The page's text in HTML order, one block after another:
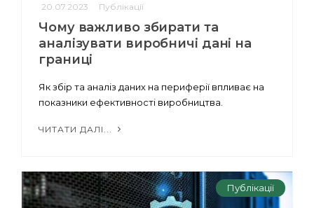
20.07.2023 Публікації
Чому важливо збирати та
аналізувати виробничі дані на
границі
Як збір та аналіз даних на периферії впливає на
показники ефективності виробництва.
ЧИТАТИ ДАЛІ...
Публікації